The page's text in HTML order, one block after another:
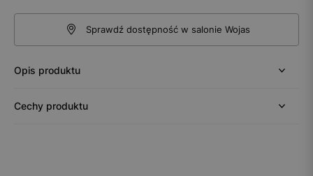
Sprawdź dostępność w salonie Wojas
Opis produktu
Cechy produktu